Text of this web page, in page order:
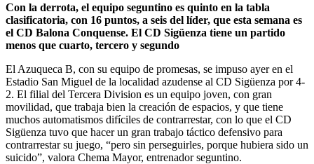
Con la derrota, el equipo seguntino es quinto en la tabla
clasificatoria, con 16 puntos, a seis del líder, que esta semana es
el CD Balona Conquense. El CD Sigüenza tiene un partido
menos que cuarto, tercero y segundo
El Azuqueca B, con su equipo de promesas, se impuso ayer en el
Estadio San Miguel de la localidad azudense al CD Sigüenza por 4-
2. El filial del Tercera Division es un equipo joven, con gran
movilidad, que trabaja bien la creación de espacios, y que tiene
muchos automatismos difíciles de contrarrestar, con lo que el CD
Sigüenza tuvo que hacer un gran trabajo táctico defensivo para
contrarrestar su juego, “pero sin perseguirles, porque hubiera sido un
suicido”, valora Chema Mayor, entrenador seguntino.